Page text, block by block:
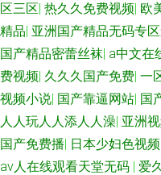
区三区| 热久久免费视频| 欧
精品| 亚洲国产精品无码专
国产精品密蕾丝袜| a中文在
费视频| 久久久国产免费| 一
视频小说| 国产靠逼网站| 国
人人玩人人添人人澡| 亚洲
国产免费播| 日本少妇色视频
av人在线观看天堂无码 | 爱